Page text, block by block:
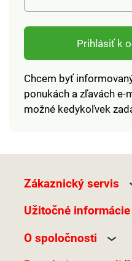
Prihlásiť k
Chcem byť
ponukách a zľavách e-
možné kedykoľvek
Zákaznický servis
Užitočné informácie
O spoločnosti